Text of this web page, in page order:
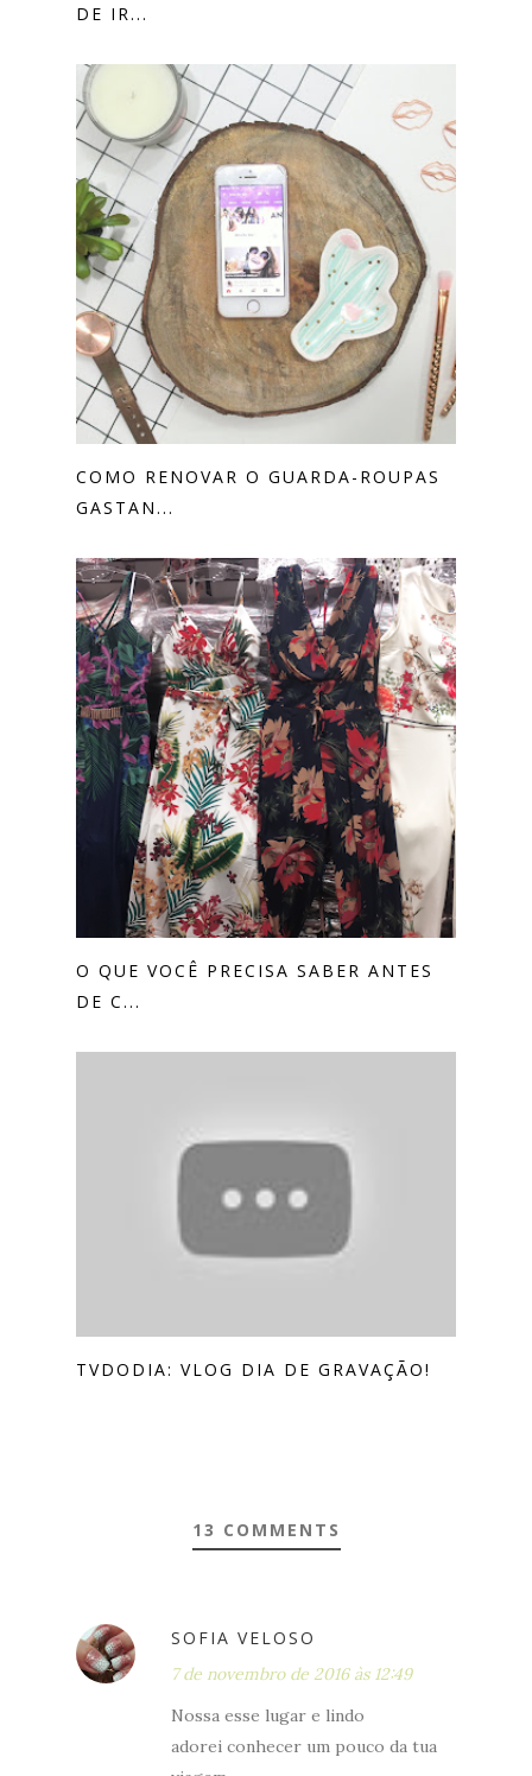
DE IR...
COMO RENOVAR O GUARDA-ROUPAS
GASTAN...
O QUE VOCÊ PRECISA SABER ANTES
DE C...
TVDODIA: VLOG DIA DE GRAVAÇÃO!
13 COMMENTS
SOFIA VELOSO
7 de novembro de 2016 às 12:49
Nossa esse lugar e lindo
adorei conhecer um pouco da tua